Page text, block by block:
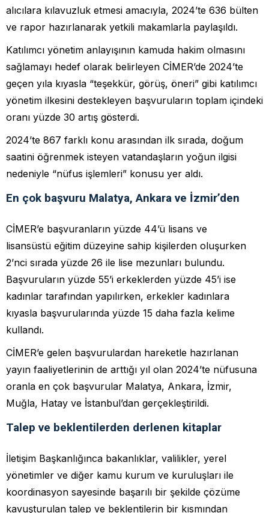
alıcılara kılavuzluk etmesi amacıyla, 2024’te 636 bülten
ve rapor hazırlanarak yetkili makamlarla paylaşıldı.
Katılımcı yönetim anlayışının kamuda hakim olmasını
sağlamayı hedef olarak belirleyen CİMER’de 2024’te
geçen yıla kıyasla “teşekkür, görüş, öneri” gibi katılımcı
yönetim ilkesini destekleyen başvuruların toplam içindeki
oranı yüzde 30 artış gösterdi.
2024’te 867 farklı konu arasından ilk sırada, doğum
saatini öğrenmek isteyen vatandaşların yoğun ilgisi
nedeniyle “nüfus işlemleri” konusu yer aldı.
En çok başvuru Malatya, Ankara ve İzmir’den
CİMER’e başvuranların yüzde 44’ü lisans ve
lisansüstü eğitim düzeyine sahip kişilerden oluşurken
2’nci sırada yüzde 26 ile lise mezunları bulundu.
Başvuruların yüzde 55’i erkeklerden yüzde 45’i ise
kadınlar tarafından yapılırken, erkekler kadınlara
kıyasla başvurularında yüzde 15 daha fazla kelime
kullandı.
CİMER’e gelen başvurulardan hareketle hazırlanan
yayın faaliyetlerinin de arttığı yıl olan 2024’te nüfusuna
oranla en çok başvurular Malatya, Ankara, İzmir,
Muğla, Hatay ve İstanbul’dan gerçekleştirildi.
Talep ve beklentilerden derlenen kitaplar
İletişim Başkanlığınca bakanlıklar, valilikler, yerel
yönetimler ve diğer kamu kurum ve kuruluşları ile
koordinasyon sayesinde başarılı bir şekilde çözüme
kavuşturulan talep ve beklentilerin bir kısmından